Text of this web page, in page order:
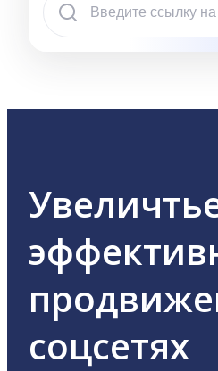
соцсетях